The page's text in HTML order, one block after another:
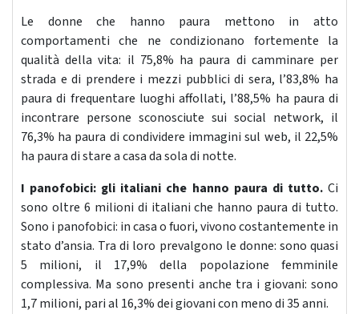
Le donne che hanno paura mettono in atto
comportamenti che ne condizionano fortemente la
qualità della vita: il 75,8% ha paura di camminare per
strada e di prendere i mezzi pubblici di sera, l’83,8% ha
paura di frequentare luoghi affollati, l’88,5% ha paura di
incontrare persone sconosciute sui social network, il
76,3% ha paura di condividere immagini sul web, il 22,5%
ha paura di stare a casa da sola di notte.
I panofobici: gli italiani che hanno paura di tutto.Ci
sono oltre 6 milioni di italiani che hanno paura di tutto.
Sono i panofobici: in casa o fuori, vivono costantemente in
stato d’ansia. Tra di loro prevalgono le donne: sono quasi
5 milioni, il 17,9% della popolazione femminile
complessiva. Ma sono presenti anche tra i giovani: sono
1,7 milioni, pari al 16,3% dei giovani con meno di 35 anni.